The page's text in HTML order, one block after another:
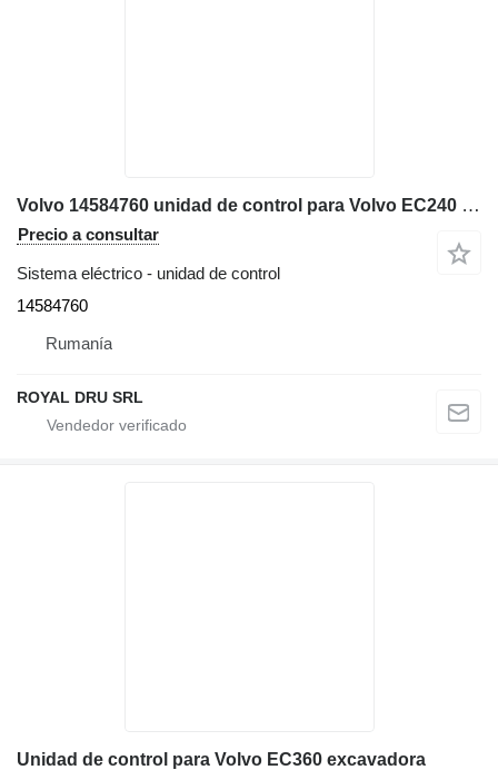
Volvo 14584760 unidad de control para Volvo EC240 excavadora
Precio a consultar
Sistema eléctrico - unidad de control
14584760
Rumanía
ROYAL DRU SRL
Unidad de control para Volvo EC360 excavadora